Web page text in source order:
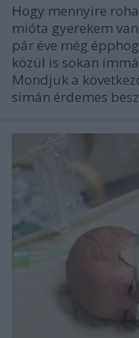
Hogy mennyire
mióta gyerekem
pár éve még
közül is sokan
Mondjuk a
simán érdemes